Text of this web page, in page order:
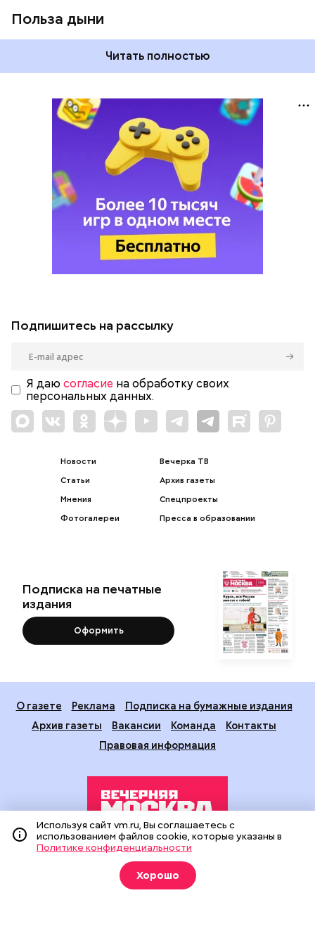
Польза дыни
Читать полностью
Подпишитесь на рассылку
Я даю согласие на обработку своих
персональных данных.
Новости
Статьи
Мнения
Фотогалереи
Вечерка ТВ
Архив газеты
Спецпроекты
Пресса в образовании
Подписка на печатные
издания
Оформить
О газете Реклама
Подписка на бумажные издания
Архив газеты
Вакансии Команда
Контакты
Правовая информация
Издание создано при финансовой поддержке Департамента
средств массовой информации и рекламы города Москвы.
На сайте применяются рекомендательные технологии
(информационные технологии предоставления информации
Используя сайт vm.ru, Вы соглашаетесь с
использованием файлов cookie, которые указаны в
Политике конфиденциальности
Хорошо